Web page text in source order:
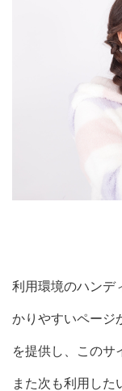
利用環境のハンデ
かりやすいページ
を提供し、このサ
また次も利用した